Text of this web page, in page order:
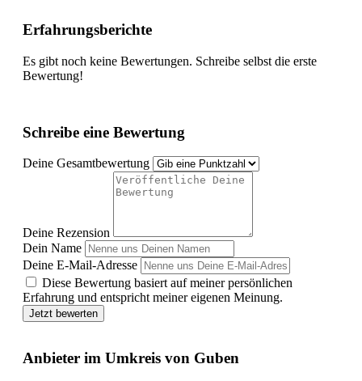
Erfahrungsberichte
Es gibt noch keine Bewertungen. Schreibe selbst die erste
Bewertung!
Schreibe eine Bewertung
Deine Gesamtbewertung
Deine Rezension
Dein Name
Deine E-Mail-Adresse
Diese Bewertung basiert auf meiner persönlichen
Erfahrung und entspricht meiner eigenen Meinung.
Jetzt bewerten
Anbieter im Umkreis von Guben